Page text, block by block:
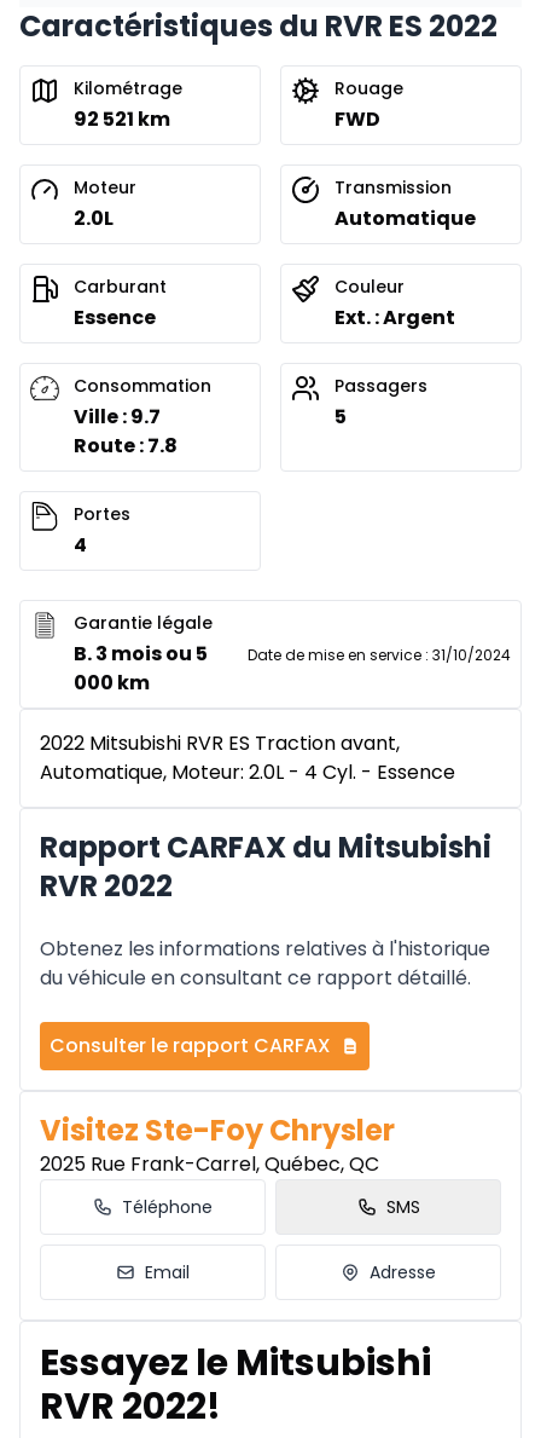
Financement sur 24 mois
0.00 $ d'acompte • 8.99%
À partir de :
174$/Sem.
Caractéristiques du RVR ES 2022
Kilométrage
92 521 km
Rouage
FWD
Moteur
2.0L
Transmission
Automatique
Carburant
Essence
Couleur
Ext. : Argent
Consommation
Ville : 9.7
Route : 7.8
Passagers
5
Portes
4
Garantie légale
B. 3 mois ou 5
000 km
Date de mise en service : 31/10/2024
2022 Mitsubishi RVR ES Traction avant,
Automatique, Moteur: 2.0L - 4 Cyl. - Essence
Rapport CARFAX du Mitsubishi
RVR 2022
Obtenez les informations relatives à l'historique
du véhicule en consultant ce rapport détaillé.
Consulter le rapport CARFAX
Visitez Ste-Foy Chrysler
2025 Rue Frank-Carrel, Québec, QC
Téléphone SMS
Email Adresse
Essayez le Mitsubishi
RVR 2022!